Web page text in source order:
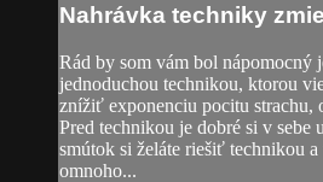
Nahrávka techniky
Rád by som vám bol nápomocný
jednoduchou technikou, ktorou
znížiť exponenciu pocitu strachu,
Pred technikou je dobré si v sebe
smútok si želáte riešiť technikou
omnoho...